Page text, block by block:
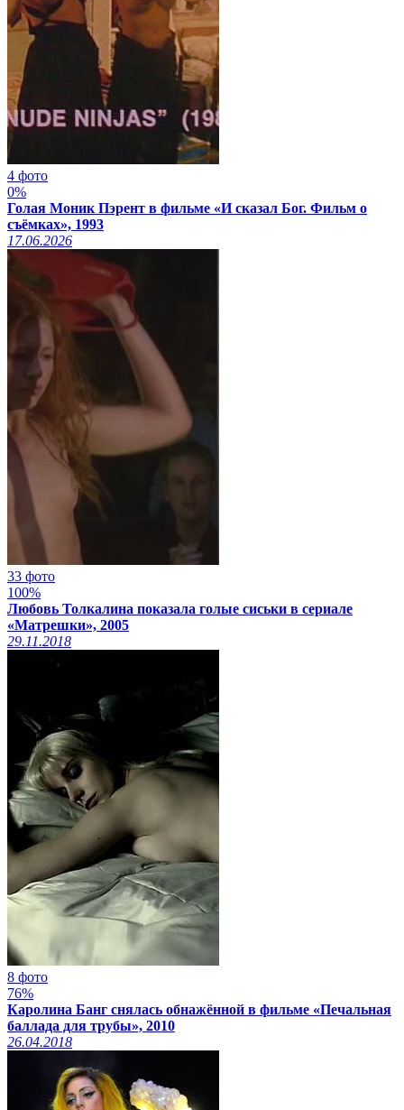
4 фото
0%
Голая Моник Пэрент в фильме «И сказал Бог. Фильм о
съёмках», 1993
17.06.2026
33 фото
100%
Любовь Толкалина показала голые сиськи в сериале
«Матрешки», 2005
29.11.2018
8 фото
76%
Каролина Банг снялась обнажённой в фильме «Печальная
баллада для трубы», 2010
26.04.2018